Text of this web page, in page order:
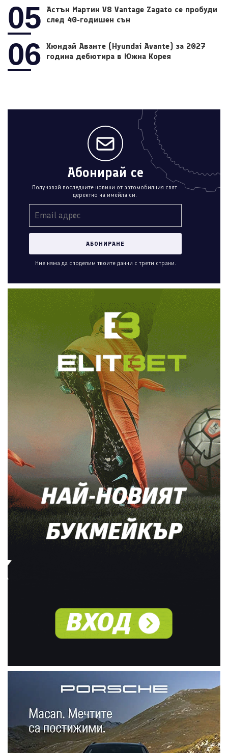
05
Астън Мартин V8 Vantage Zagato се пробуди
след 40-годишен сън
06
Хюндай Аванте (Hyundai Avante) за 2027
година дебютира в Южна Корея
Абонирай се
Получавай последните новини от автомобилния свят
деректно на имейла си.
Ние няма да споделим твоите данни с трети страни.